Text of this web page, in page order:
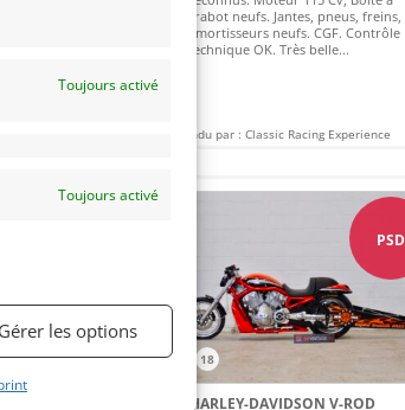
Toujours activé
Toujours activé
Gérer les options
crabot neufs. Jantes, pneus, freins,
amortisseurs neufs. CGF. Contrôle
technique OK. Très belle...
Vendu par : Classic Racing Experience
PSD
18
HARLEY-DAVIDSON V-ROD